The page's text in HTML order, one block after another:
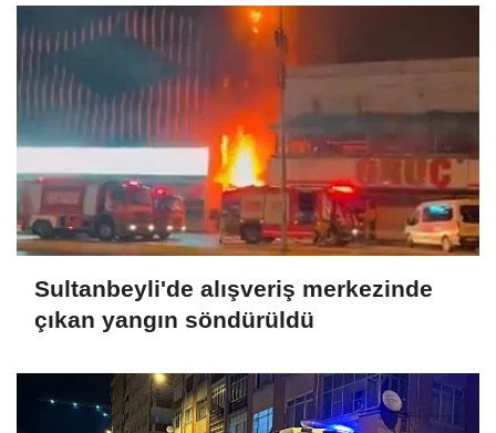
Sultanbeyli'de alışveriş merkezinde
çıkan yangın söndürüldü